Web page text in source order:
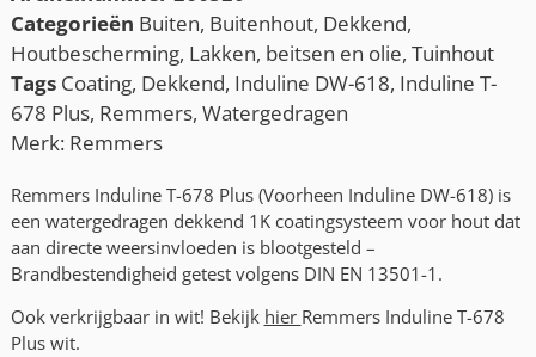
Categorieën Buiten, Buitenhout, Dekkend,
Houtbescherming, Lakken, beitsen en olie, Tuinhout
Tags Coating, Dekkend, Induline DW-618, Induline T-
678 Plus, Remmers, Watergedragen
Merk: Remmers
Remmers Induline T-678 Plus (Voorheen Induline DW-618) is
een watergedragen dekkend 1K coatingsysteem voor hout dat
aan directe weersinvloeden is blootgesteld –
Brandbestendigheid getest volgens DIN EN 13501-1.
Ook verkrijgbaar in wit! Bekijk hier Remmers Induline T-678
Plus wit.